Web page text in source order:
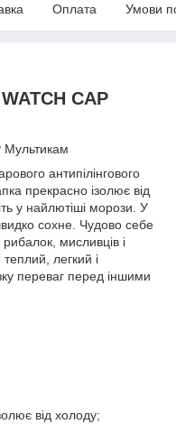
Оплата Умови
CAP
Мультикам
антипілінгового
прекрасно ізолює від
у найлютіші морози. У
сохне. Чудово себе
мисливців і
легкий і
переваг перед іншими
від холоду;